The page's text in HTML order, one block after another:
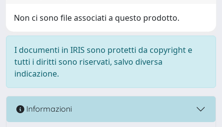
Non ci sono file associati a questo prodotto.
I documenti in IRIS sono protetti da copyright e
tutti i diritti sono riservati, salvo diversa
indicazione.
Informazioni